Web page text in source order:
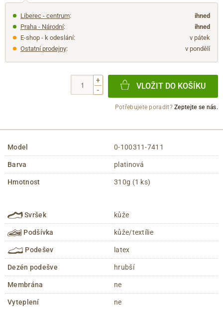
Liberec - centrum:
ihned
Praha - Národní:
ihned
E-shop - k odeslání:
v pátek
Ostatní prodejny: v pondělí
+
-
VLOŽIT DO KOŠÍKU
Potřebujete poradit?Zeptejte se nás.
Model 0-100311-7411
Barva platinová
Hmotnost 310g (1 ks)
Svršek kůže
Podšívka kůže/textílie
Podešev latex
Dezén podešve hrubší
Membrána ne
Vyteplení ne